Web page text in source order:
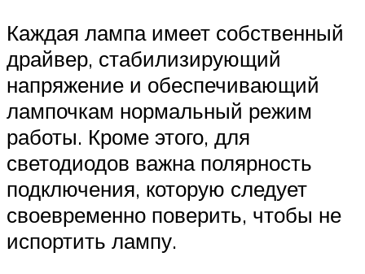
Каждая лампа имеет собственный
драйвер, стабилизирующий
напряжение и обеспечивающий
лампочкам нормальный режим
работы. Кроме этого, для
светодиодов важна полярность
подключения, которую следует
своевременно поверить, чтобы не
испортить лампу.